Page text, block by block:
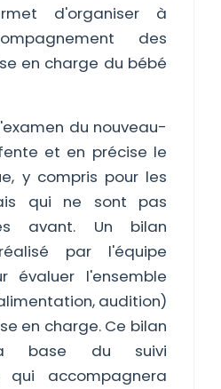
d'organiser à
des
en charge du bébé
du nouveau-
et en précise le
y compris pour les
qui ne sont pas
avant. Un bilan
par l'équipe
évaluer l'ensemble
audition)
en charge. Ce bilan
base du suivi
qui accompagnera